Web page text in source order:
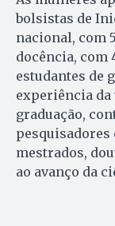
bolsistas de
nacional, com
docência, com
estudantes de
experiência
graduação,
pesquisadores
mestrados,
ao avanço da